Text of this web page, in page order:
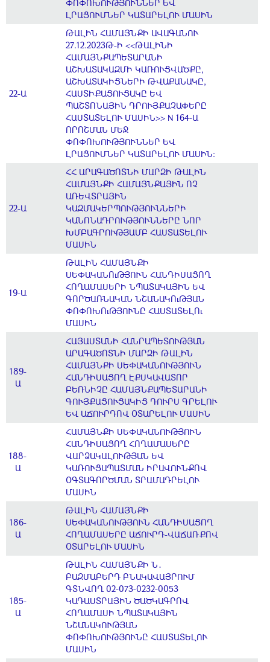
ՓՈՓՈԽՈՒԹՅՈՒՆՆԵՐ ԵՎ
ԼՐԱՑՈՒՄՆԵՐ ԿԱՏԱՐԵԼՈՒ ՄԱՍԻՆ
22-Ա
ԹԱԼԻՆ ՀԱՄԱՅՆՔԻ ԱՎԱԳԱՆՈՒ
27.12.2023Թ-Ի <<ԹԱԼԻՆԻ
ՀԱՄԱՅՆՔԱՊԵՏԱՐԱՆԻ
ԱՇԽԱՏԱԿԱԶՄԻ ԿԱՌՈՒՑՎԱԾՔԸ,
ԱՇԽԱՏԱԿԻՑՆԵՐԻ ԹՎԱՔԱՆԱԿԸ,
ՀԱՍՏԻՔԱՑՈՒՑԱԿԸ ԵՎ
ՊԱՇՏՈՆԱՅԻՆ ԴՐՈՒՅՔԱՉԱՓԵՐԸ
ՀԱՍՏԱՏԵԼՈՒ ՄԱՍԻՆ>> N 164-Ա
ՈՐՈՇՄԱՆ ՄԵՋ
ՓՈՓՈԽՈՒԹՅՈՒՆՆԵՐ ԵՎ
ԼՐԱՑՈՒՄՆԵՐ ԿԱՏԱՐԵԼՈՒ ՄԱՍԻՆ։
22-Ա
ՀՀ ԱՐԱԳԱԾՈՏՆԻ ՄԱՐԶԻ ԹԱԼԻՆ
ՀԱՄԱՅՆՔԻ ՀԱՄԱՅՆՔԱՅԻՆ ՈՉ
ԱՌԵՎՏՐԱՅԻՆ
ԿԱԶՄԱԿԵՐՊՈՒԹՅՈՒՆՆԵՐԻ
ԿԱՆՈՆԱԴՐՈՒԹՅՈՒՆՆԵՐԸ ՆՈՐ
ԽՄԲԱԳՐՈՒԹՅԱՄԲ ՀԱՍՏԱՏԵԼՈՒ
ՄԱՍԻՆ
19-Ա
ԹԱԼԻՆ ՀԱՄԱՅՆՔԻ
ՍԵՓԱԿԱՆՈւԹՅՈՒՆ ՀԱՆԴԻՍԱՑՈՂ
ՀՈՂԱՄԱՍԵՐԻ ՆՊԱՏԱԿԱՅԻՆ ԵՎ
ԳՈՐԾԱՌՆԱԿԱՆ ՆՇԱՆԱԿՈւԹՅԱՆ
ՓՈՓՈԽՈւԹՅՈՒՆԸ ՀԱՍՏԱՏԵԼՈւ
ՄԱՍԻՆ
189-
Ա
ՀԱՅԱՍՏԱՆԻ ՀԱՆՐԱՊԵՏՈՒԹՅԱՆ
ԱՐԱԳԱԾՈՏՆԻ ՄԱՐԶԻ ԹԱԼԻՆ
ՀԱՄԱՅՆՔԻ ՍԵՓԱԿԱՆՈՒԹՅՈՒՆ
ՀԱՆԴԻՍԱՑՈՂ ԷՔՍԿԱՎԱՏՈՐ
ԲԵՌՆԻՉԸ ՀԱՄԱՅՆՔԱՊԵՏԱՐԱՆԻ
ԳՈՒՅՔԱՑՈՒՑԱԿԻՑ ԴՈՒՐՍ ԳՐԵԼՈՒ
ԵՎ ԱՃՈՒՐԴՈՎ ՕՏԱՐԵԼՈՒ ՄԱՍԻՆ
188-
Ա
ՀԱՄԱՅՆՔԻ ՍԵՓԱԿԱՆՈՒԹՅՈՒՆ
ՀԱՆԴԻՍԱՑՈՂ ՀՈՂԱՄԱՍԵՐԸ
ՎԱՐՁԱԿԱԼՈՒԹՅԱՆ ԵՎ
ԿԱՌՈՒՑԱՊԱՏՄԱՆ ԻՐԱՎՈՒՆՔՈՎ
ՕԳՏԱԳՈՐԾՄԱՆ ՏՐԱՄԱԴՐԵԼՈՒ
ՄԱՍԻՆ
186-
Ա
ԹԱԼԻՆ ՀԱՄԱՅՆՔԻ
ՍԵՓԱԿԱՆՈՒԹՅՈՒՆ ՀԱՆԴԻՍԱՑՈՂ
ՀՈՂԱՄԱՍԵՐԸ ԱՃՈՒՐԴ-ՎԱՃԱՌՔՈՎ
ՕՏԱՐԵԼՈՒ ՄԱՍԻՆ
185-
Ա
ԹԱԼԻՆ ՀԱՄԱՅՆՔԻ Ն․
ԲԱԶՄԱԲԵՐԴ ԲՆԱԿԱՎԱՅՐՈՒՄ
ԳՏՆՎՈՂ 02-073-0232-0053
ԿԱԴԱՍՏՐԱՅԻՆ ԾԱԾԿԱԳՐՈՎ
ՀՈՂԱՄԱՍԻ ՆՊԱՏԱԿԱՅԻՆ
ՆՇԱՆԱԿՈՒԹՅԱՆ
ՓՈՓՈԽՈՒԹՅՈՒՆԸ ՀԱՍՏԱՏԵԼՈՒ
ՄԱՍԻՆ